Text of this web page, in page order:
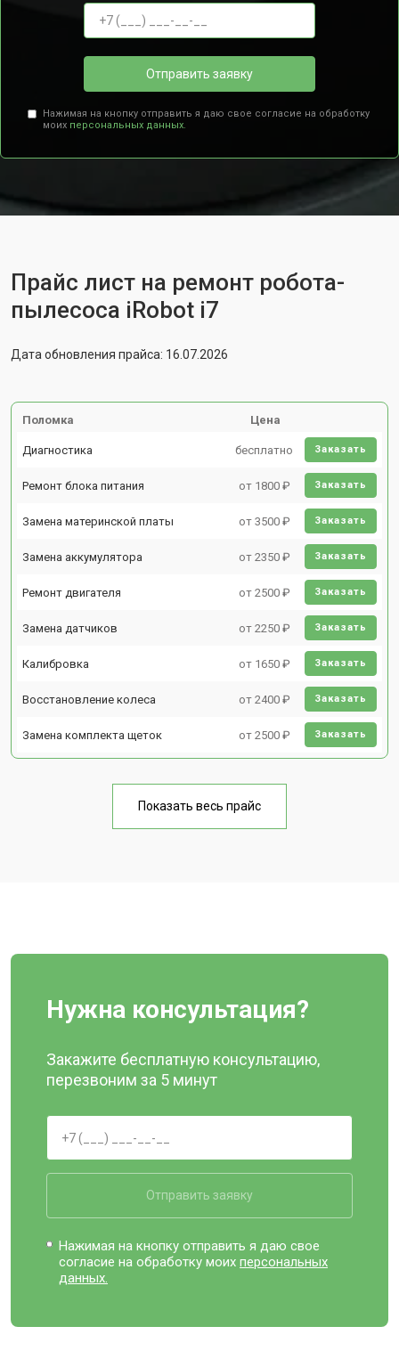
Отправить заявку
Нажимая на кнопку отправить я даю свое согласие на обработку
моих персональных данных.
Прайс лист на ремонт робота-
пылесоса iRobot i7
Дата обновления прайса: 16.07.2026
Поломка Цена
Диагностика бесплатно Заказать
Ремонт блока питания от 1800 ₽ Заказать
Замена материнской платы от 3500 ₽ Заказать
Замена аккумулятора от 2350 ₽ Заказать
Ремонт двигателя от 2500 ₽ Заказать
Замена датчиков от 2250 ₽ Заказать
Калибровка от 1650 ₽ Заказать
Восстановление колеса от 2400 ₽ Заказать
Замена комплекта щеток от 2500 ₽ Заказать
Показать весь прайс
Нужна консультация?
Закажите бесплатную консультацию,
перезвоним за 5 минут
Отправить заявку
Нажимая на кнопку отправить я даю свое
согласие на обработку моихперсональных
данных.